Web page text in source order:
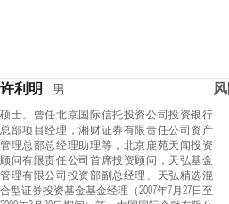
许利明 男
硕士。曾任北京国际信托投资公司投资银行
总部项目经理，湘财证券有限责任公司资产
管理总部总经理助理等，北京鹿苑天闻投资
顾问有限责任公司首席投资顾问，天弘基金
管理有限公司投资部副总经理、天弘精选混
合型证券投资基金基金经理（2007年7月27日至